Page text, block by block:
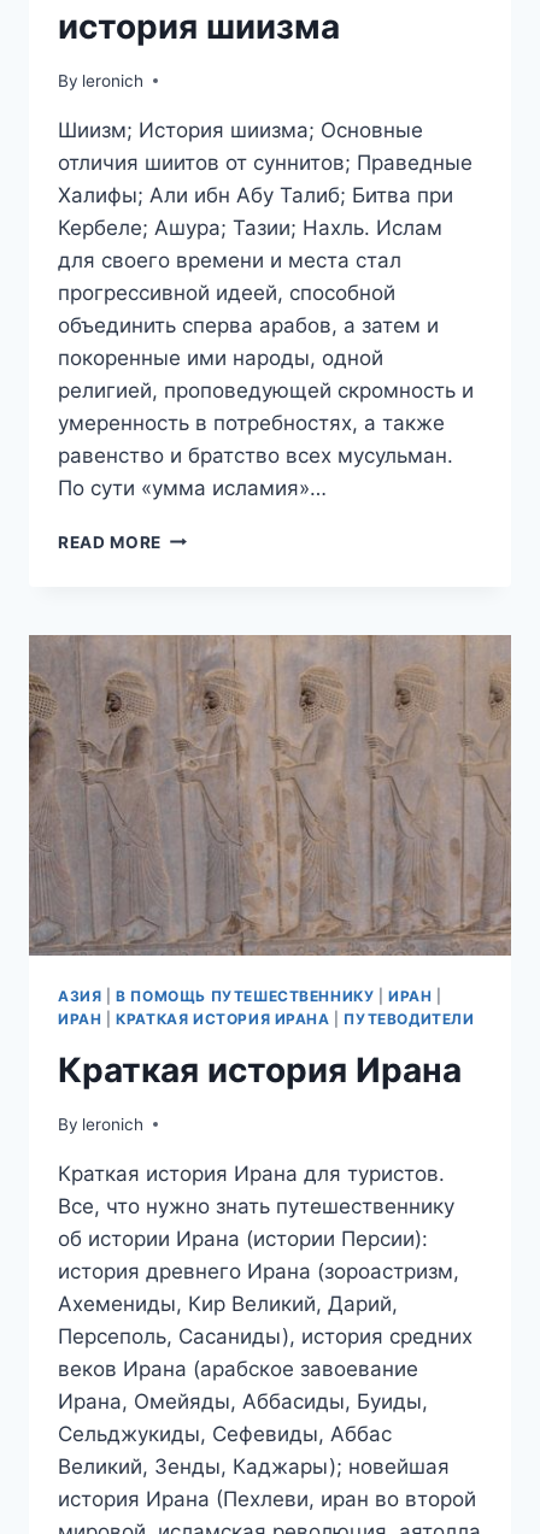
история шиизма
By leronich
Шиизм; История шиизма; Основные
отличия шиитов от суннитов; Праведные
Халифы; Али ибн Абу Талиб; Битва при
Кербеле; Ашура; Тазии; Нахль. Ислам
для своего времени и места стал
прогрессивной идеей, способной
объединить сперва арабов, а затем и
покоренные ими народы, одной
религией, проповедующей скромность и
умеренность в потребностях, а также
равенство и братство всех мусульман.
По сути «умма исламия»…
READ MORE НЕ
ШИИЗМА
АЗИЯ |В ПОМОЩЬ ПУТЕШЕСТВЕННИКУ |ИРАН
ИРАН |КРАТКАЯ ИСТОРИЯ ИРАНА ПУТЕВОДИТЕЛИ
Краткая история Ирана
By leronich
Краткая история Ирана для туристов.
Все, что нужно знать путешественнику
об истории Ирана (истории Персии):
история древнего Ирана (зороастризм,
Ахемениды, Кир Великий, Дарий,
Персеполь, Сасаниды), история средних
веков Ирана (арабское завоевание
Ирана, Омейяды, Аббасиды, Буиды,
Сельджукиды, Сефевиды, Аббас
Великий, Зенды, Каджары); новейшая
история Ирана (Пехлеви, иран во второй